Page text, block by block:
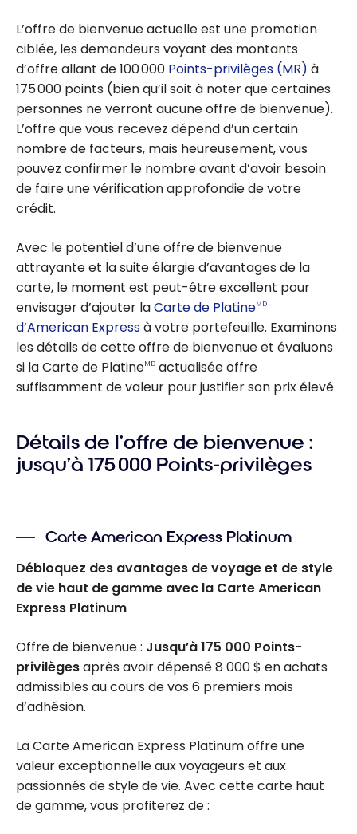
L’offre de bienvenue actuelle est une promotion
ciblée, les demandeurs voyant des montants
d’offre allant de 100 000 Points-privilèges (MR) à
175 000 points (bien qu’il soit à noter que certaines
personnes ne verront aucune offre de bienvenue).
L’offre que vous recevez dépend d’un certain
nombre de facteurs, mais heureusement, vous
pouvez confirmer le nombre avant d’avoir besoin
de faire une vérification approfondie de votre
crédit.
Avec le potentiel d’une offre de bienvenue
attrayante et la suite élargie d’avantages de la
carte, le moment est peut-être excellent pour
envisager d’ajouter laCarte de PlatineMD
d’American Expressà votre portefeuille. Examinons
les détails de cette offre de bienvenue et évaluons
si la Carte de PlatineMD actualisée offre
suffisamment de valeur pour justifier son prix élevé.
Détails de l’offre de bienvenue :
jusqu’à 175 000 Points-privilèges
Carte American Express Platinum
Débloquez des avantages de voyage et de style
de vie haut de gamme avec la Carte American
Express Platinum
Offre de bienvenue : Jusqu’à 175 000 Points-
privilègesaprès avoir dépensé 8 000 $ en achats
admissibles au cours de vos 6 premiers mois
d’adhésion.
La Carte American Express Platinum offre une
valeur exceptionnelle aux voyageurs et aux
passionnés de style de vie. Avec cette carte haut
de gamme, vous profiterez de :